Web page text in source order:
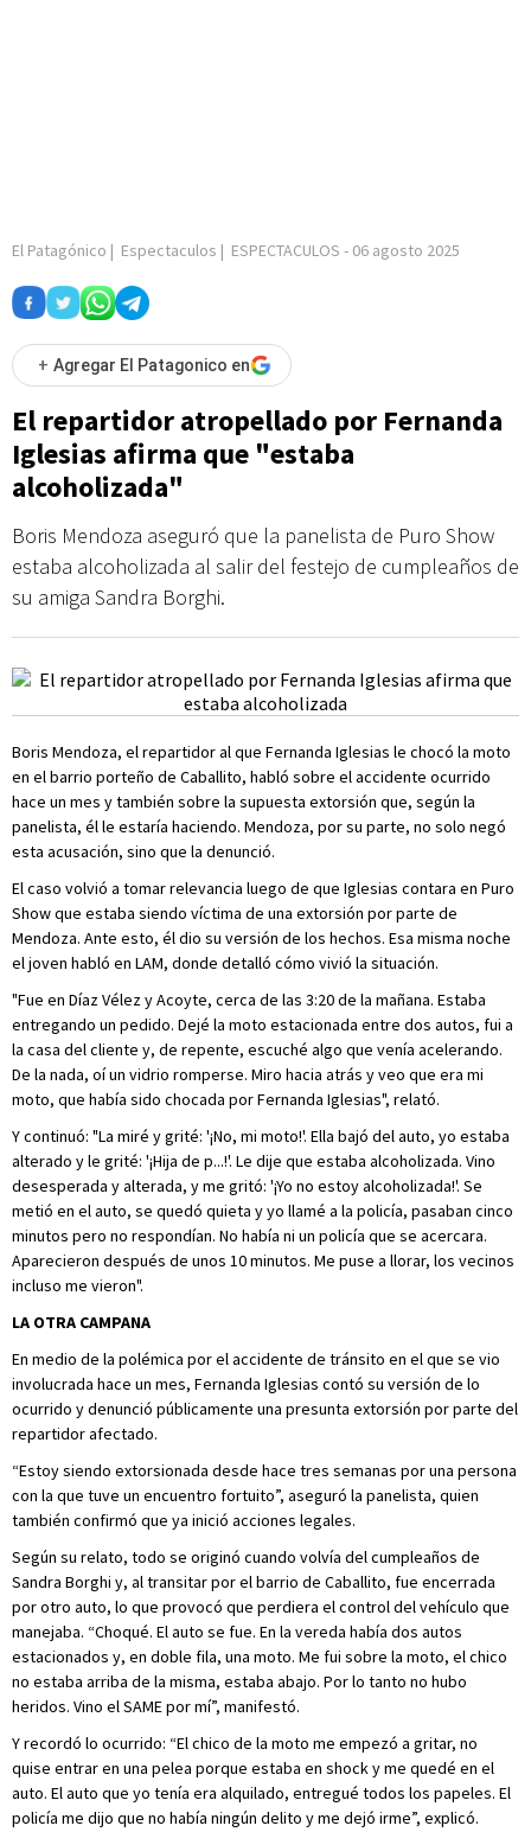
El Patagónico | Espectaculos | ESPECTACULOS - 06 agosto 2025
+ Agregar El Patagonico en
El repartidor atropellado por Fernanda
Iglesias afirma que "estaba
alcoholizada"
Boris Mendoza aseguró que la panelista de Puro Show
estaba alcoholizada al salir del festejo de cumpleaños de
su amiga Sandra Borghi.
Boris Mendoza, el repartidor al que Fernanda Iglesias le chocó la moto
en el barrio porteño de Caballito, habló sobre el accidente ocurrido
hace un mes y también sobre la supuesta extorsión que, según la
panelista, él le estaría haciendo. Mendoza, por su parte, no solo negó
esta acusación, sino que la denunció.
El caso volvió a tomar relevancia luego de que Iglesias contara en Puro
Show que estaba siendo víctima de una extorsión por parte de
Mendoza. Ante esto, él dio su versión de los hechos. Esa misma noche
el joven habló en LAM, donde detalló cómo vivió la situación.
"Fue en Díaz Vélez y Acoyte, cerca de las 3:20 de la mañana. Estaba
entregando un pedido. Dejé la moto estacionada entre dos autos, fui a
la casa del cliente y, de repente, escuché algo que venía acelerando.
De la nada, oí un vidrio romperse. Miro hacia atrás y veo que era mi
moto, que había sido chocada por Fernanda Iglesias", relató.
Y continuó: "La miré y grité: '¡No, mi moto!'. Ella bajó del auto, yo estaba
alterado y le grité: '¡Hija de p...!'. Le dije que estaba alcoholizada. Vino
desesperada y alterada, y me gritó: '¡Yo no estoy alcoholizada!'. Se
metió en el auto, se quedó quieta y yo llamé a la policía, pasaban cinco
minutos pero no respondían. No había ni un policía que se acercara.
Aparecieron después de unos 10 minutos. Me puse a llorar, los vecinos
incluso me vieron".
LA OTRA CAMPANA
En medio de la polémica por el accidente de tránsito en el que se vio
involucrada hace un mes, Fernanda Iglesias contó su versión de lo
ocurrido y denunció públicamente una presunta extorsión por parte del
repartidor afectado.
“Estoy siendo extorsionada desde hace tres semanas por una persona
con la que tuve un encuentro fortuito”, aseguró la panelista, quien
también confirmó que ya inició acciones legales.
Según su relato, todo se originó cuando volvía del cumpleaños de
Sandra Borghi y, al transitar por el barrio de Caballito, fue encerrada
por otro auto, lo que provocó que perdiera el control del vehículo que
manejaba. “Choqué. El auto se fue. En la vereda había dos autos
estacionados y, en doble fila, una moto. Me fui sobre la moto, el chico
no estaba arriba de la misma, estaba abajo. Por lo tanto no hubo
heridos. Vino el SAME por mí”, manifestó.
Y recordó lo ocurrido: “El chico de la moto me empezó a gritar, no
quise entrar en una pelea porque estaba en shock y me quedé en el
auto. El auto que yo tenía era alquilado, entregué todos los papeles. El
policía me dijo que no había ningún delito y me dejó irme”, explicó.